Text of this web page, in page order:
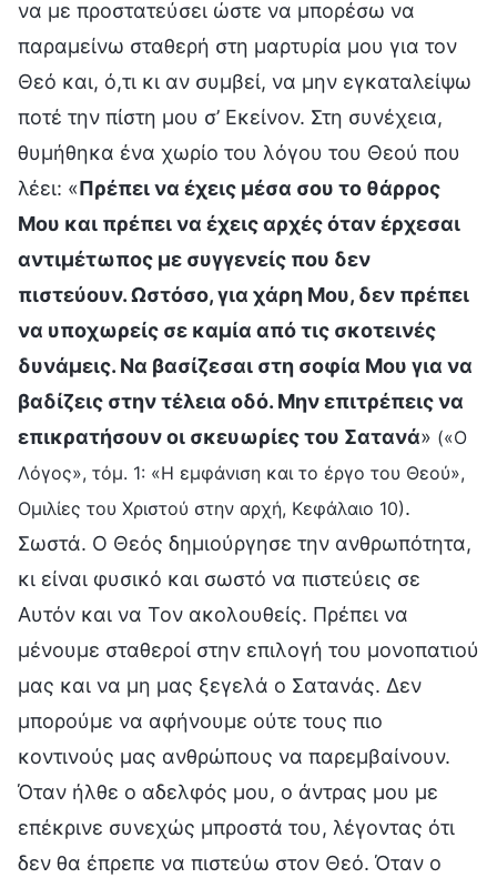
να με προστατεύσει ώστε να μπορέσω να
παραμείνω σταθερή στη μαρτυρία μου για τον
Θεό και, ό,τι κι αν συμβεί, να μην εγκαταλείψω
ποτέ την πίστη μου σ’ Εκείνον. Στη συνέχεια,
θυμήθηκα ένα χωρίο του λόγου του Θεού που
λέει: «Πρέπει να έχεις μέσα σου το θάρρος
Μου και πρέπει να έχεις αρχές όταν έρχεσαι
αντιμέτωπος με συγγενείς που δεν
πιστεύουν. Ωστόσο, για χάρη Μου, δεν πρέπει
να υποχωρείς σε καμία από τις σκοτεινές
δυνάμεις. Να βασίζεσαι στη σοφία Μου για να
βαδίζεις στην τέλεια οδό. Μην επιτρέπεις να
επικρατήσουν οι σκευωρίες του Σατανά» («Ο
Λόγος», τόμ. 1: «Η εμφάνιση και το έργο του Θεού»,
Ομιλίες του Χριστού στην αρχή, Κεφάλαιο 10).
Σωστά. Ο Θεός δημιούργησε την ανθρωπότητα,
κι είναι φυσικό και σωστό να πιστεύεις σε
Αυτόν και να Τον ακολουθείς. Πρέπει να
μένουμε σταθεροί στην επιλογή του μονοπατιού
μας και να μη μας ξεγελά ο Σατανάς. Δεν
μπορούμε να αφήνουμε ούτε τους πιο
κοντινούς μας ανθρώπους να παρεμβαίνουν.
Όταν ήλθε ο αδελφός μου, ο άντρας μου με
επέκρινε συνεχώς μπροστά του, λέγοντας ότι
δεν θα έπρεπε να πιστεύω στον Θεό. Όταν ο